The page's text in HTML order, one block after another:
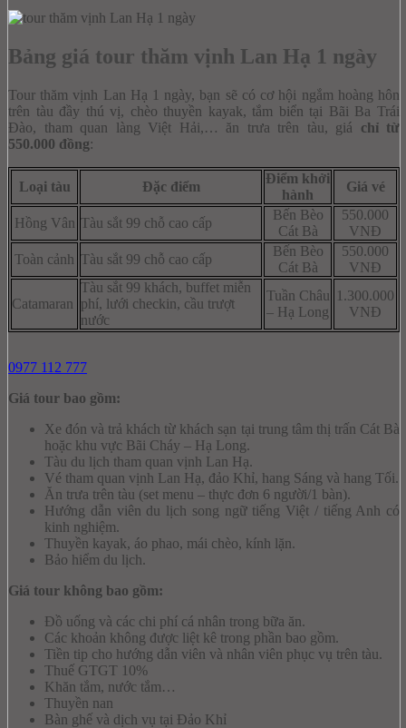
Bảng giá tour thăm vịnh Lan Hạ 1 ngày
Tour thăm vịnh Lan Hạ 1 ngày, bạn sẽ có cơ hội ngắm hoàng hôn
trên tàu đầy thú vị, chèo thuyền kayak, tắm biển tại Bãi Ba Trái
Đào, tham quan làng Việt Hải,… ăn trưa trên tàu, giá chỉ từ
550.000 đồng:
Loại tàu Đặc điểm
Điểm khởi
hành
Giá vé
Hồng Vân Tàu sắt 99 chỗ cao cấp
Bến Bèo
Cát Bà
550.000
VNĐ
Toàn cảnh Tàu sắt 99 chỗ cao cấp
Bến Bèo
Cát Bà
550.000
VNĐ
Catamaran
Tàu sắt 99 khách, buffet miễn
phí, lưới checkin, cầu trượt
nước
Tuần Châu
– Hạ Long
1.300.000
VNĐ
0977 112 777
Giá tour bao gồm:
Xe đón và trả khách từ khách sạn tại trung tâm thị trấn Cát Bà
hoặc khu vực Bãi Cháy – Hạ Long.
Tàu du lịch tham quan vịnh Lan Hạ.
Vé tham quan vịnh Lan Hạ, đảo Khỉ, hang Sáng và hang Tối.
Ăn trưa trên tàu (set menu – thực đơn 6 người/1 bàn).
Hướng dẫn viên du lịch song ngữ tiếng Việt / tiếng Anh có
kinh nghiệm.
Thuyền kayak, áo phao, mái chèo, kính lặn.
Bảo hiểm du lịch.
Giá tour không bao gồm:
Đồ uống và các chi phí cá nhân trong bữa ăn.
Các khoản không được liệt kê trong phần bao gồm.
Tiền tip cho hướng dẫn viên và nhân viên phục vụ trên tàu.
Thuế GTGT 10%
Khăn tắm, nước tắm…
Thuyền nan
Bàn ghế và dịch vụ tại Đảo Khỉ